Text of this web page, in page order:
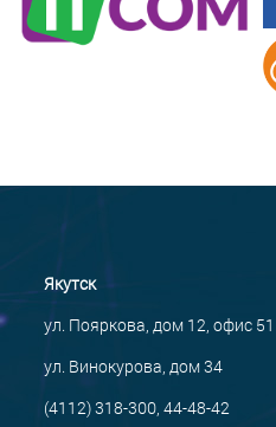
Якутск
ул. Пояркова, дом 12, офис 51
ул. Винокурова, дом 34
(4112) 318-300, 44-48-42